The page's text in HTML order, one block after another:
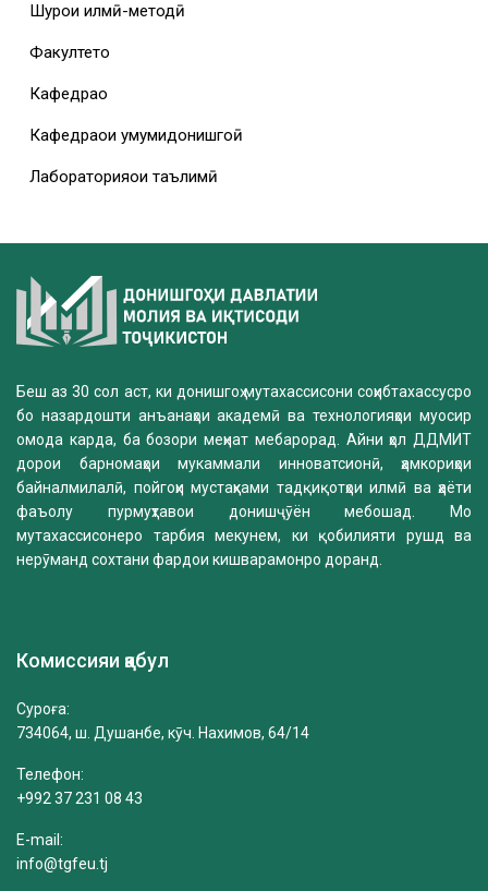
Шурои илмӣ-методӣ
Факултетҳо
Кафедраҳо
Кафедраҳои умумидонишгоҳӣ
Лабораторияҳои таълимӣ
Беш аз 30 сол аст, ки донишгоҳ мутахассисони соҳибтахассусро
бо назардошти анъанаҳои академӣ ва технологияҳои муосир
омода карда, ба бозори меҳнат мебарорад. Айни ҳол ДДМИТ
дорои барномаҳои мукаммали инноватсионӣ, ҳамкориҳои
байналмилалӣ, пойгоҳи мустаҳками тадқиқотҳои илмӣ ва ҳаёти
фаъолу пурмуҳтавои донишҷӯён мебошад. Мо
мутахассисонеро тарбия мекунем, ки қобилияти рушд ва
нерӯманд сохтани фардои кишварамонро доранд.
Комиссияи қабул
Суроға:
734064, ш. Душанбе, кӯч. Нахимов, 64/14
Телефон:
+992 37 231 08 43
E-mail:
info@tgfeu.tj